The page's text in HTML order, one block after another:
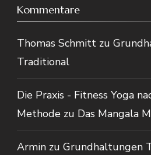
Kommentare
Thomas Schmitt zu
Traditional
Die Praxis - Fitness Yoga
Methode zu Das Mangala
Armin zu Grundhaltungen